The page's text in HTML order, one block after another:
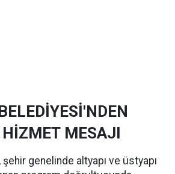
MESAJI
genelinde altyapı ve üstyapı